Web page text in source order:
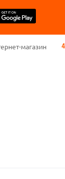
магазин